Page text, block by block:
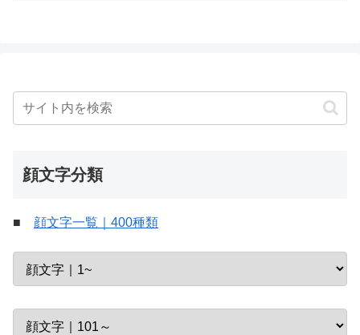
顔文字分類
■ 顔文字一覧｜400種類